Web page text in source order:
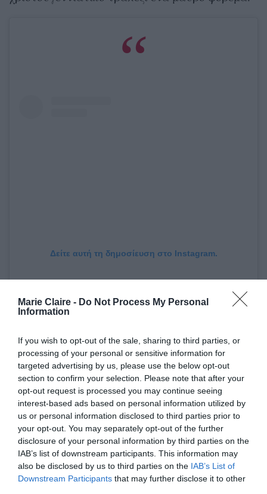
Marie Claire - Do Not Process My Personal
Information
If you wish to opt-out of the sale, sharing to third parties, or
processing of your personal or sensitive information for
targeted advertising by us, please use the below opt-out
section to confirm your selection. Please note that after your
opt-out request is processed you may continue seeing
interest-based ads based on personal information utilized by
us or personal information disclosed to third parties prior to
your opt-out. You may separately opt-out of the further
disclosure of your personal information by third parties on the
IAB’s list of downstream participants. This information may
also be disclosed by us to third parties on the IAB’s List of
Downstream Participants that may further disclose it to other
Δείτε αυτή τη δημοσίευση στο Instagram.
Φυσικά, ηΣοφία Καρβέλαετοίμασε μόνη της το
γιορτινό τραπέζι. Αν κρίνουμε από τα σχόλια